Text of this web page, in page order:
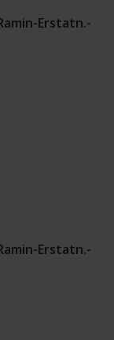
Erstatn.-
Erstatn.-